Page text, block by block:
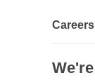
Careers